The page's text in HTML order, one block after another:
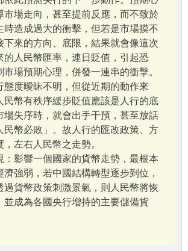
市場走向，甚至提前反應，而不致於
時造成過大的衝擊，但若是市場摸不
下來的方向、底限，結果就會像這次
的人民幣匯率，連日貶值，引起恐
市場預期心理，併發一連串的衝擊。
態度曖昧不明，但從近期的動作來
民幣有秩序緩步貶值應該是人行的底
場失序時，就會出手干預，甚至放話
民幣必敗」。故人行的匯改政策、方
，左右人民幣之走勢。
：影響一個國家的貨幣走勢，最根本
濟強弱，若中國結構轉型逐步到位，
過貨幣政策刺激景氣，則人民幣將恢
並成為各國央行增持的主要儲備貨